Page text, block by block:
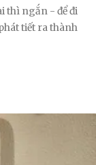
thì ngắn - để đi
tiết ra thành